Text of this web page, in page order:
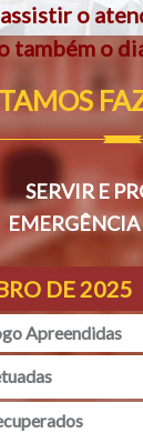
o
também o
SERVIR E
DE 2025
Apreendidas